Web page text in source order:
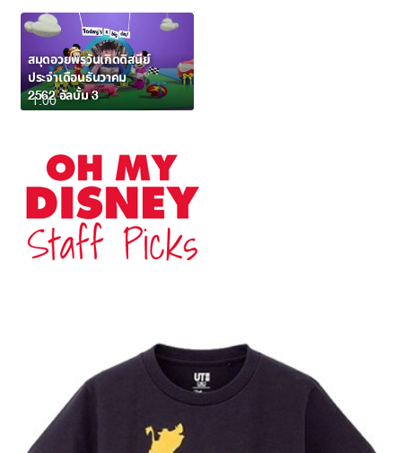
1:00
สมุดอวยพรวันเกิดดิสนีย์
ประจำเดือนธันวาคม
2562 อัลบั้ม 3